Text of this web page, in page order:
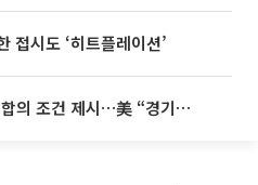
접시도 ‘히트플레이션’
이란, 미국에 호르무즈 합의 조건 제시…美 “경기 아직 안 끝나” [종합]